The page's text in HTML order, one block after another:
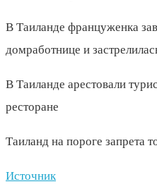
В Таиланде француженка
домработнице и
В Таиланде арестовали
ресторане
Таиланд на пороге запрета
Источник